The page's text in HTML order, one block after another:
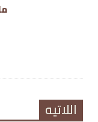
اللاتيه